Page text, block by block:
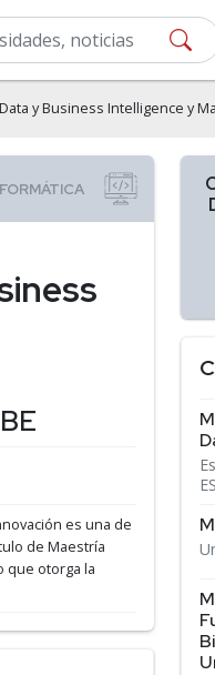
y Business Intelligence y
es una de
de Maestría
que otorga la